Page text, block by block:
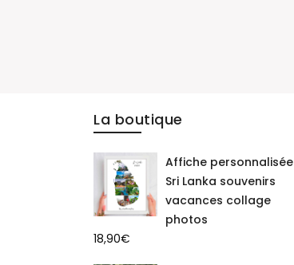
La boutique
Affiche personnalisée
Sri Lanka souvenirs
vacances collage
photos
18,90€